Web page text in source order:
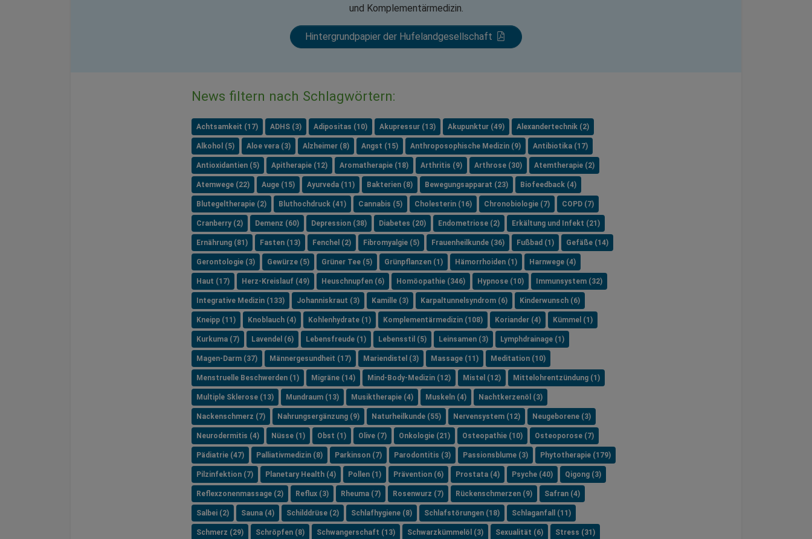
und Komplementärmedizin.
Hintergrundpapier der Hufelandgesellschaft
News filtern nach Schlagwörtern:
Achtsamkeit (17) ADHS (3) Adipositas (10) Akupressur (13) Akupunktur (49) Alexandertechnik (2)
Alkohol (5) Aloe vera (3) Alzheimer (8) Angst (15) Anthroposophische Medizin (9) Antibiotika (17)
Antioxidantien (5) Apitherapie (12) Aromatherapie (18) Arthritis (9) Arthrose (30) Atemtherapie (2)
Atemwege (22) Auge (15) Ayurveda (11) Bakterien (8) Bewegungsapparat (23) Biofeedback (4)
Blutegeltherapie (2) Bluthochdruck (41) Cannabis (5) Cholesterin (16) Chronobiologie (7) COPD (7)
Cranberry (2) Demenz (60) Depression (38) Diabetes (20) Endometriose (2) Erkältung und Infekt (21)
Ernährung (81) Fasten (13) Fenchel (2) Fibromyalgie (5) Frauenheilkunde (36) Fußbad (1) Gefäße (14)
Gerontologie (3) Gewürze (5) Grüner Tee (5) Grünpflanzen (1) Hämorrhoiden (1) Harnwege (4)
Haut (17) Herz-Kreislauf (49) Heuschnupfen (6) Homöopathie (346) Hypnose (10) Immunsystem (32)
Integrative Medizin (133) Johanniskraut (3) Kamille (3) Karpaltunnelsyndrom (6) Kinderwunsch (6)
Kneipp (11) Knoblauch (4) Kohlenhydrate (1) Komplementärmedizin (108) Koriander (4) Kümmel (1)
Kurkuma (7) Lavendel (6) Lebensfreude (1) Lebensstil (5) Leinsamen (3) Lymphdrainage (1)
Magen-Darm (37) Männergesundheit (17) Mariendistel (3) Massage (11) Meditation (10)
Menstruelle Beschwerden (1) Migräne (14) Mind-Body-Medizin (12) Mistel (12) Mittelohrentzündung (1)
Multiple Sklerose (13) Mundraum (13) Musiktherapie (4) Muskeln (4) Nachtkerzenöl (3)
Nackenschmerz (7) Nahrungsergänzung (9) Naturheilkunde (55) Nervensystem (12) Neugeborene (3)
Neurodermitis (4) Nüsse (1) Obst (1) Olive (7) Onkologie (21) Osteopathie (10) Osteoporose (7)
Pädiatrie (47) Palliativmedizin (8) Parkinson (7) Parodontitis (3) Passionsblume (3) Phytotherapie (179)
Pilzinfektion (7) Planetary Health (4) Pollen (1) Prävention (6) Prostata (4) Psyche (40) Qigong (3)
Reflexzonenmassage (2) Reflux (3) Rheuma (7) Rosenwurz (7) Rückenschmerzen (9) Safran (4)
Salbei (2) Sauna (4) Schilddrüse (2) Schlafhygiene (8) Schlafstörungen (18) Schlaganfall (11)
Schmerz (29) Schröpfen (8) Schwangerschaft (13) Schwarzkümmelöl (3) Sexualität (6) Stress (31)